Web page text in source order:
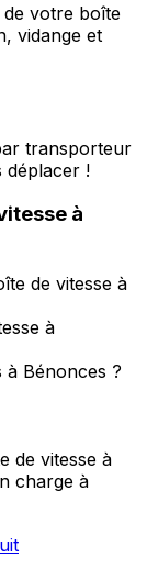
votre boîte
vidange et
transporteur
déplacer !
à
de vitesse à
à
à Bénonces ?
de vitesse à
charge à